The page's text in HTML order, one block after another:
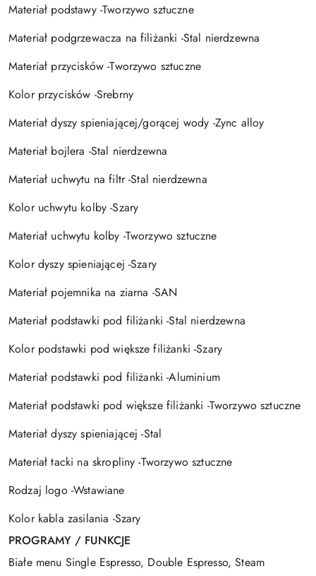
Materiał podstawy -Tworzywo sztuczne
Materiał podgrzewacza na filiżanki -Stal nierdzewna
Materiał przycisków -Tworzywo sztuczne
Kolor przycisków -Srebrny
Materiał dyszy spieniającej/gorącej wody -Zync alloy
Materiał bojlera -Stal nierdzewna
Materiał uchwytu na filtr -Stal nierdzewna
Kolor uchwytu kolby -Szary
Materiał uchwytu kolby -Tworzywo sztuczne
Kolor dyszy spieniającej -Szary
Materiał pojemnika na ziarna -SAN
Materiał podstawki pod filiżanki -Stal nierdzewna
Kolor podstawki pod większe filiżanki -Szary
Materiał podstawki pod filiżanki -Aluminium
Materiał podstawki pod większe filiżanki -Tworzywo sztuczne
Materiał dyszy spieniającej -Stal
Materiał tacki na skropliny -Tworzywo sztuczne
Rodzaj logo -Wstawiane
Kolor kabla zasilania -Szary
PROGRAMY / FUNKCJE
Białe menu Single Espresso, Double Espresso, Steam